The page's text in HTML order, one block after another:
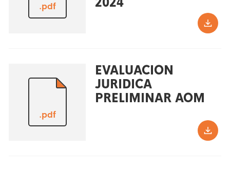
.pdf
.pdf
EVALUACION
JURIDICA
PRELIMINAR AOM